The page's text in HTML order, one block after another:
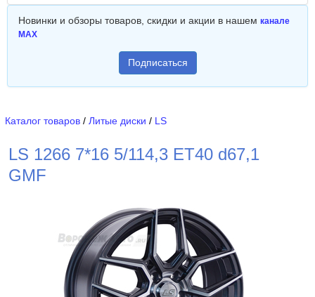
Новинки и обзоры товаров, скидки и акции в нашем канале
MAX
Подписаться
Каталог товаров / Литые диски / LS
LS 1266 7*16 5/114,3 ET40 d67,1
GMF